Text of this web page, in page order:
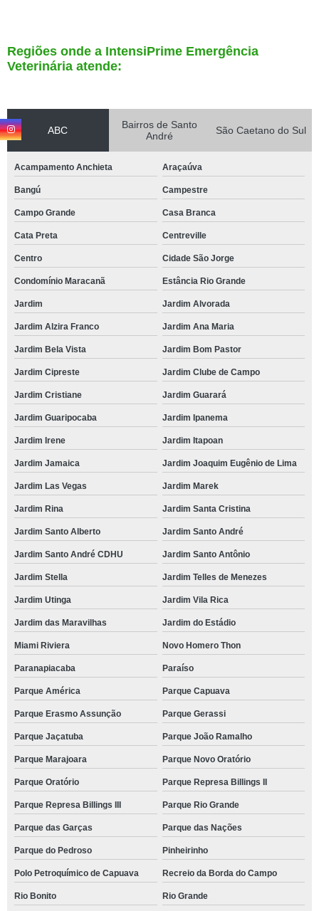
Regiões onde a IntensiPrime Emergência
Veterinária atende:
ABC
Bairros de Santo
André
São Caetano do Sul
Acampamento Anchieta Araçaúva
Bangú Campestre
Campo Grande Casa Branca
Cata Preta Centreville
Centro Cidade São Jorge
Condomínio Maracanã Estância Rio Grande
Jardim Jardim Alvorada
Jardim Alzira Franco Jardim Ana Maria
Jardim Bela Vista Jardim Bom Pastor
Jardim Cipreste Jardim Clube de Campo
Jardim Cristiane Jardim Guarará
Jardim Guaripocaba Jardim Ipanema
Jardim Irene Jardim Itapoan
Jardim Jamaica Jardim Joaquim Eugênio de Lima
Jardim Las Vegas Jardim Marek
Jardim Rina Jardim Santa Cristina
Jardim Santo Alberto Jardim Santo André
Jardim Santo André CDHU Jardim Santo Antônio
Jardim Stella Jardim Telles de Menezes
Jardim Utinga Jardim Vila Rica
Jardim das Maravilhas Jardim do Estádio
Miami Riviera Novo Homero Thon
Paranapiacaba Paraíso
Parque América Parque Capuava
Parque Erasmo Assunção Parque Gerassi
Parque Jaçatuba Parque João Ramalho
Parque Marajoara Parque Novo Oratório
Parque Oratório Parque Represa Billings II
Parque Represa Billings III Parque Rio Grande
Parque das Garças Parque das Nações
Parque do Pedroso Pinheirinho
Polo Petroquímico de Capuava Recreio da Borda do Campo
Rio Bonito Rio Grande